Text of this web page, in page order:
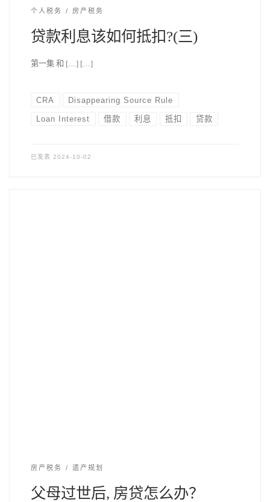
个人税务 房产税务
贷款利息该如何抵扣?(三)
第一集 和 […] […]
CRA Disappearing Source Rule
Loan Interest 借款 利息 抵扣 贷款
已发表 2024-10-02
房产税务 遗产规划
父母过世后, 房贷怎么办？